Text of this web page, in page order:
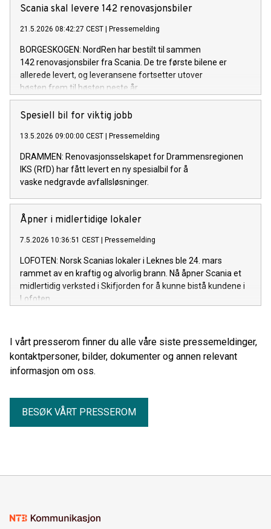
transportsystem.
Scania skal levere 142 renovasjonsbiler
21.5.2026 08:42:27 CEST Pressemelding
BORGESKOGEN: NordRen har bestilt til sammen
142 renovasjonsbiler fra Scania. De tre første bilene er
allerede levert, og leveransene fortsetter utover
høsten frem til høsten neste år.
Spesiell bil for viktig jobb
13.5.2026 09:00:00 CEST Pressemelding
DRAMMEN: Renovasjonsselskapet for Drammensregionen
IKS (RfD) har fått levert en ny spesialbil for å
vaske nedgravde avfallsløsninger.
Åpner i midlertidige lokaler
7.5.2026 10:36:51 CEST Pressemelding
LOFOTEN: Norsk Scanias lokaler i Leknes ble 24. mars
rammet av en kraftig og alvorlig brann. Nå åpner Scania et
midlertidig verksted i Skifjorden for å kunne bistå kundene i
Lofoten.
I vårt presserom finner du alle våre siste pressemeldinger,
kontaktpersoner, bilder, dokumenter og annen relevant
informasjon om oss.
BESØK VÅRT PRESSEROM